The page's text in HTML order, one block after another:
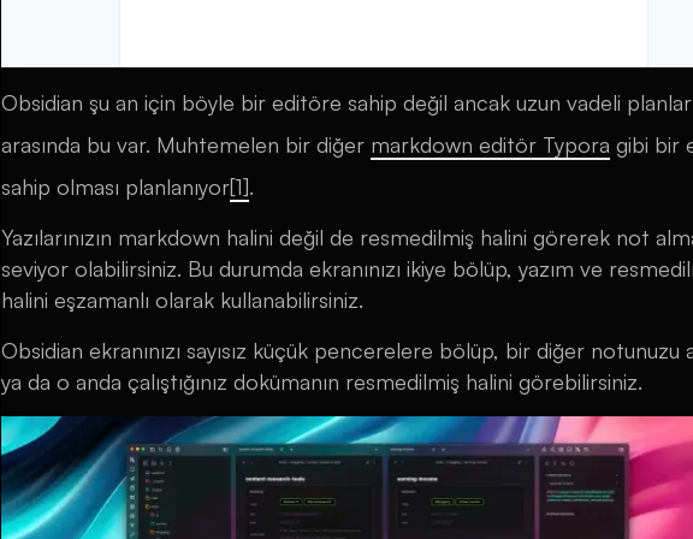
Obsidian şu an için böyle bir editöre sahip değil ancak uzun vadeli
arasında bu var. Muhtemelen bir diğer markdown editör Typora gibi bir
sahip olması planlanıyor[1].
Yazılarınızın markdown halini değil de resmedilmiş halini görerek not
seviyor olabilirsiniz. Bu durumda ekranınızı ikiye bölüp, yazım ve
halini eşzamanlı olarak kullanabilirsiniz.
Obsidian ekranınızı sayısız küçük pencerelere bölüp, bir diğer notunuzu
ya da o anda çalıştığınız dokümanın resmedilmiş halini görebilirsiniz.